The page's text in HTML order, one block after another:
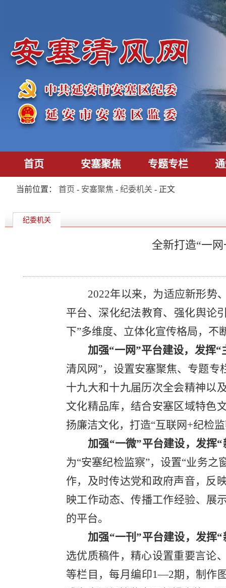
首页 安塞聚焦 专题专栏
当前位置： 首页 - 安塞聚焦 - 纪委机关 - 正文
纪委机关
全新打造“一
2022年以来，为适应新形势
平台、深化纪法教育、强化舆论
下”多维度、立体化宣传格局，不
加强“一网”平台建设，发挥“
清风网”，设置安塞聚焦、专题
十九大和十九届历次全会精神以
文化精品库，结合安塞区域特色
扬廉洁文化，打造“互联网+纪检
加强“一微”平台建设，发挥
为“安塞纪检监察”，设置“业务之
作，及时传达党和政府声音，反
映工作动态、传播工作经验、展
的平台。
加强“一刊”平台建设，发挥
选优质稿件，精心设置重要言论
等栏目，每月编印1—2期，制作